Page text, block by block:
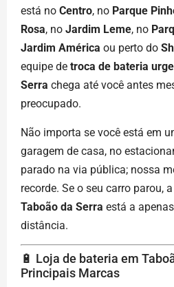
está no Centro, no Parque
Rosa, no Jardim Leme, no
Jardim América ou perto do
equipe de troca de bateria
Serra chega até você antes
preocupado.
Não importa se você está em
garagem de casa, no
parado na via pública; nossa
recorde. Se o seu carro parou,
Taboão da Serra está a
distância.
🔋 Loja de bateria em
Principais Marcas